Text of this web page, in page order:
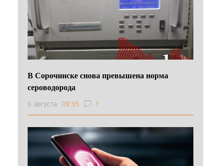
В Сорочинске снова превышена норма
сероводорода
6 августа 09:35 1